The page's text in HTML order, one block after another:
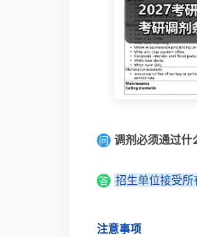
问 调剂必须通过什
答 招生单位接受所
注意事项